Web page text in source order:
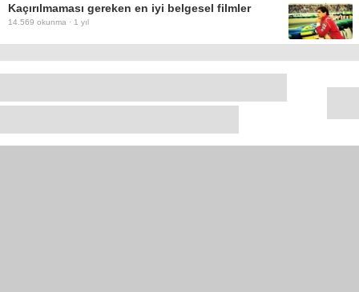
Kaçırılmaması gereken en iyi belgesel filmler
14.569 okunma · 1 yıl